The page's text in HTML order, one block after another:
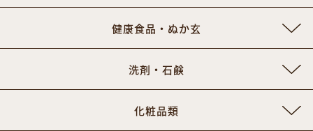
健康食品・ぬか玄
洗剤・石鹸
化粧品類